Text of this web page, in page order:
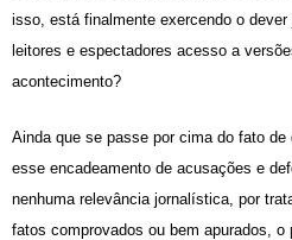
isso, está finalmente exercendo o
leitores e espectadores acesso a
acontecimento?
Ainda que se passe por cima do fato
esse encadeamento de acusações e
nenhuma relevância jornalística, por
fatos comprovados ou bem apurados, o